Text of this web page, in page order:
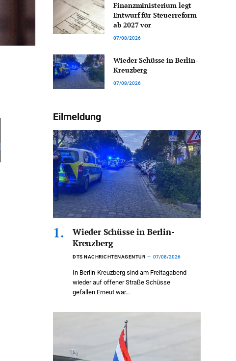
Finanzministerium legt
Entwurf für Steuerreform
ab 2027 vor
07/08/2026
Wieder Schüsse in Berlin-
Kreuzberg
07/08/2026
Eilmeldung
Wieder Schüsse in Berlin-
Kreuzberg
DTS NACHRICHTENAGENTUR 07/08/2026
In Berlin-Kreuzberg sind am Freitagabend
wieder auf offener Straße Schüsse
gefallen.Erneut war…